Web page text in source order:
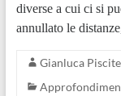
diverse a cui ci si
annullato le
Gianluca